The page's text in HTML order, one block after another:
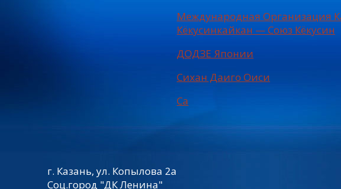
Международная Организация
Кёкусинкайкан — Союз Кёкусин
ДОДЗЕ Японии
Сихан Даиго Оиси
Са
г. Казань, ул. Копылова 2а
Соц.город "ДК Ленина"